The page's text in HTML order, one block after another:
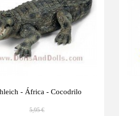
- África - Cocodrilo
5,95 €